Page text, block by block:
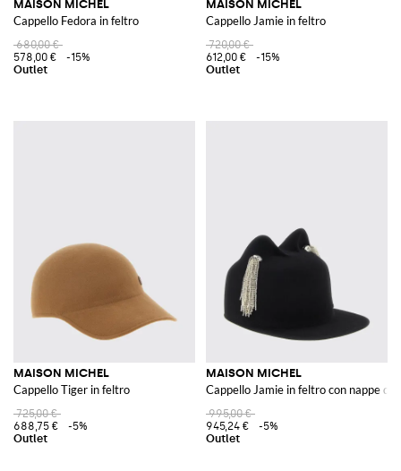
MAISON MICHEL
Cappello Fedora in feltro
680,00 €
578,00 €
-15%
MAISON MICHEL
Cappello Jamie in feltro
720,00 €
612,00 €
-15%
MAISON MICHEL
Cappello Tiger in feltro
725,00 €
688,75 €
-5%
MAISON MICHEL
Cappello Jamie in feltro con nappe di
995,00 €
945,24 €
-5%